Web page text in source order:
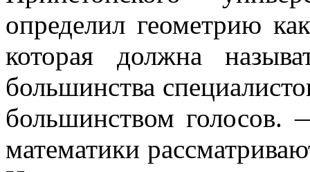
определил геометрию
которая должна
большинства
большинством голосов.
математики